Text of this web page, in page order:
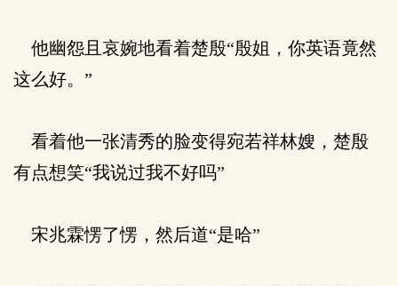
他幽怨且哀婉地看着楚殷“殷姐，你英语竟然
这么好。”
看着他一张清秀的脸变得宛若祥林嫂，楚殷
有点想笑“我说过我不好吗”
宋兆霖愣了愣，然后道“是哈”